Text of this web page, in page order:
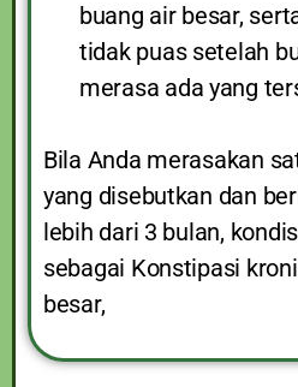
buang air besar,
tidak puas setelah
merasa ada yang
Bila Anda merasakan
yang disebutkan dan
lebih dari 3 bulan,
sebagai Konstipasi
besar,